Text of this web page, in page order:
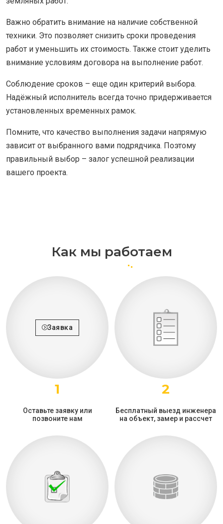
Важно обратить внимание на наличие собственной
техники. Это позволяет снизить сроки проведения
работ и уменьшить их стоимость. Также стоит уделить
внимание условиям договора на выполнение работ.
Соблюдение сроков – еще один критерий выбора.
Надёжный исполнитель всегда точно придерживается
установленных временных рамок.
Помните, что качество выполнения задачи напрямую
зависит от выбранного вами подрядчика. Поэтому
правильный выбор – залог успешной реализации
вашего проекта.
Как мы работаем
Заявка
1
Оставьте заявку или
позвоните нам
2
Бесплатный выезд инженера
на объект, замер и рассчет